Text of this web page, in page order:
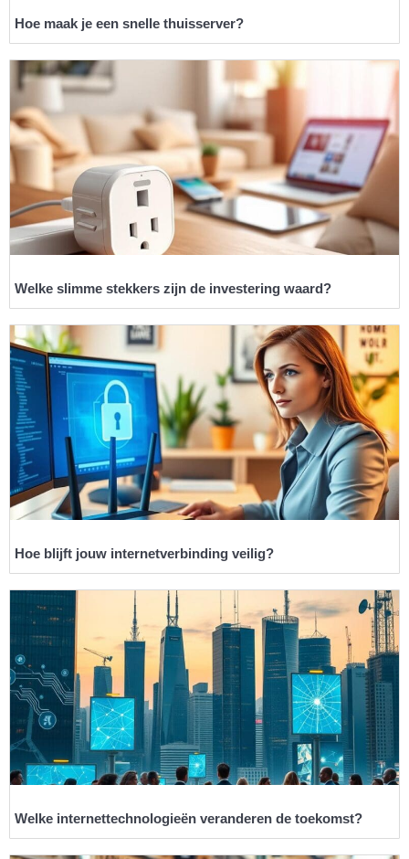
Hoe maak je een snelle thuisserver?
Welke slimme stekkers zijn de investering waard?
Hoe blijft jouw internetverbinding veilig?
Welke internettechnologieën veranderen de toekomst?